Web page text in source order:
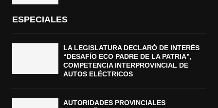
ESPECIALES
LA LEGISLATURA DECLARÓ DE INTERÉS
“DESAFÍO ECO PADRE DE LA PATRIA”,
COMPETENCIA INTERPROVINCIAL DE
AUTOS ELÉCTRICOS
AUTORIDADES PROVINCIALES